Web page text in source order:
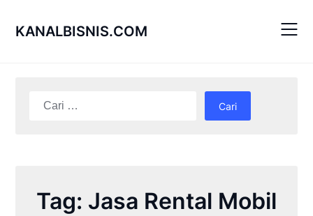
KANALBISNIS.COM
Cari
Tag: Jasa Rental Mobil